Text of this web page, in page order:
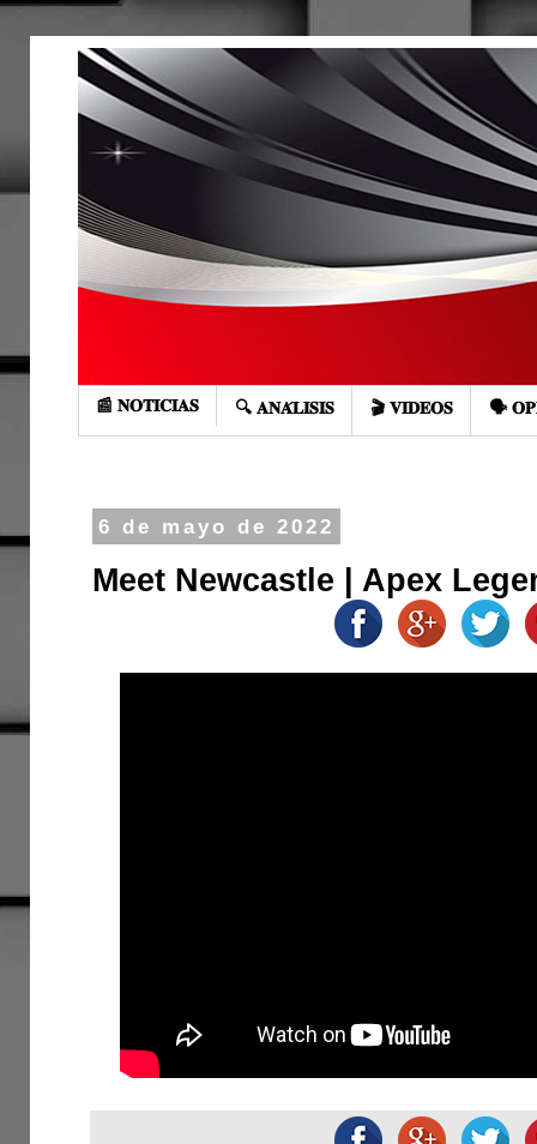
📰 𝐍𝐎𝐓𝐈𝐂𝐈𝐀𝐒 🔍 𝐀𝐍𝐀́𝐋𝐈𝐒𝐈𝐒 🎬 𝐕𝐈𝐃𝐄𝐎𝐒 🗣️
6 de mayo de 2022
Meet Newcastle | Apex